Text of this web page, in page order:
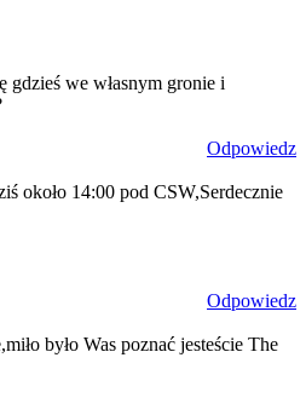
gdzieś we własnym gronie i
Odpowiedz
około 14:00 pod CSW,Serdecznie
Odpowiedz
było Was poznać jesteście The